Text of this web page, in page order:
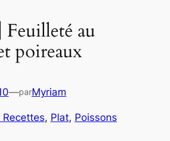
Feuilleté au
poireaux
—parMyriam
Recettes, Plat, Poissons